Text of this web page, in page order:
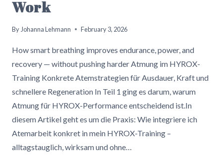
Work
By Johanna Lehmann February 3, 2026
How smart breathing improves endurance, power, and
recovery — without pushing harder Atmung im HYROX-
Training Konkrete Atemstrategien für Ausdauer, Kraft und
schnellere Regeneration In Teil 1 ging es darum, warum
Atmung für HYROX-Performance entscheidend ist.In
diesem Artikel geht es um die Praxis: Wie integriere ich
Atemarbeit konkret in mein HYROX-Training –
alltagstauglich, wirksam und ohne…